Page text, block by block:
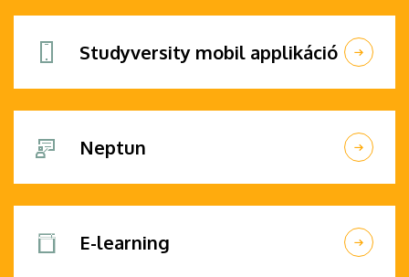
Studyversity mobil applikáció
Neptun
E-learning